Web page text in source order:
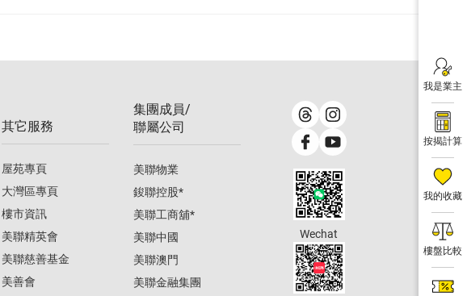
我是業主
按揭計算
我的收藏
樓盤比較
其它服務
屋苑專頁
大灣區專頁
樓市資訊
美聯精英會
美聯慈善基金
美善會
集團成員/
聯屬公司
美聯物業
鋑聯控股*
美聯工商舖*
美聯中國
美聯澳門
美聯金融集團
Wechat